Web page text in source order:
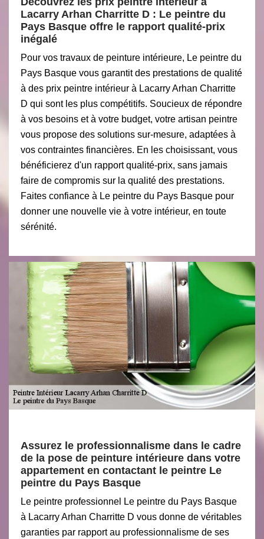
Lacarry Arhan Charritte D : Le peintre du
Pays Basque offre le rapport qualité-prix
inégalé
Pour vos travaux de peinture intérieure, Le peintre du
Pays Basque vous garantit des prestations de qualité
à des prix peintre intérieur à Lacarry Arhan Charritte
D qui sont les plus compétitifs. Soucieux de répondre
à vos besoins et à votre budget, votre artisan peintre
vous propose des solutions sur-mesure, adaptées à
vos contraintes financières. En les choisissant, vous
bénéficierez d'un rapport qualité-prix, sans jamais
faire de compromis sur la qualité des prestations.
Faites confiance à Le peintre du Pays Basque pour
donner une nouvelle vie à votre intérieur, en toute
sérénité.
Assurez le professionnalisme dans le cadre
de la pose de peinture intérieure dans votre
appartement en contactant le peintre Le
peintre du Pays Basque
Le peintre professionnel Le peintre du Pays Basque
à Lacarry Arhan Charritte D vous donne de véritables
garanties par rapport au professionnalisme de ses